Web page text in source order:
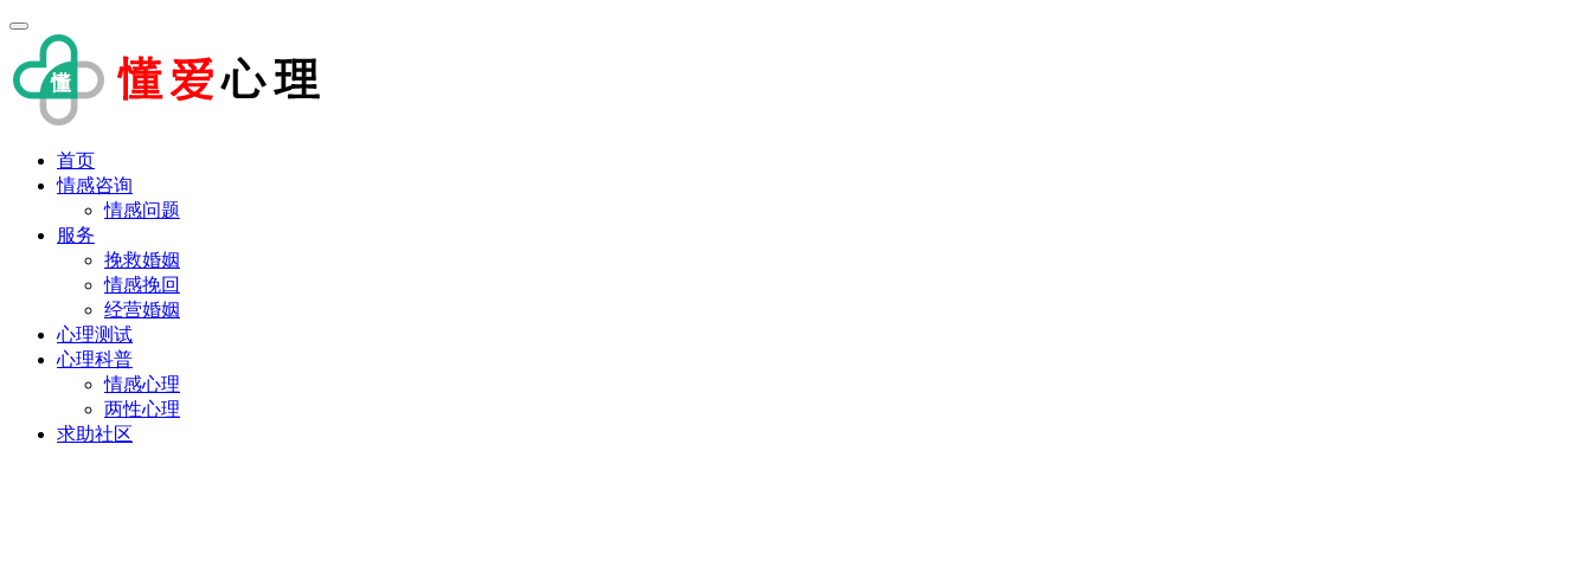
首页
情感咨询
情感问题
服务
挽救婚姻
情感挽回
经营婚姻
心理测试
心理科普
情感心理
两性心理
求助社区